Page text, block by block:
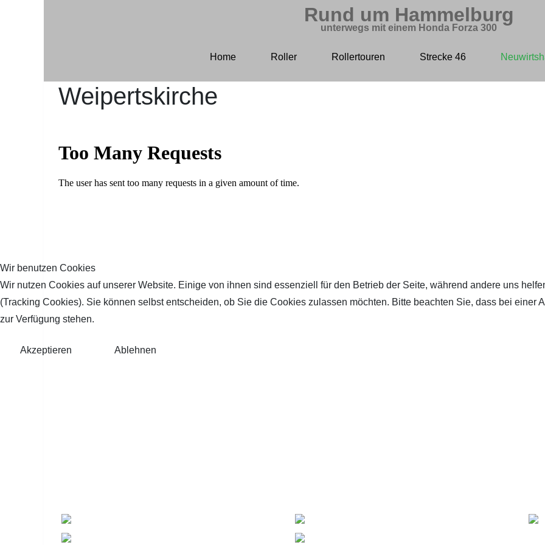
Rund um Hammelburg
unterwegs mit einem Honda Forza 300
Home Roller Rollertouren Strecke 46
Weipertskirche
Wir benutzen Cookies
Wir nutzen Cookies auf unserer Website. Einige von ihnen sind essenziell für den Betrieb der Seite, während andere uns
(Tracking Cookies). Sie können selbst entscheiden, ob Sie die Cookies zulassen möchten. Bitte beachten Sie, dass bei
zur Verfügung stehen.
Akzeptieren Ablehnen